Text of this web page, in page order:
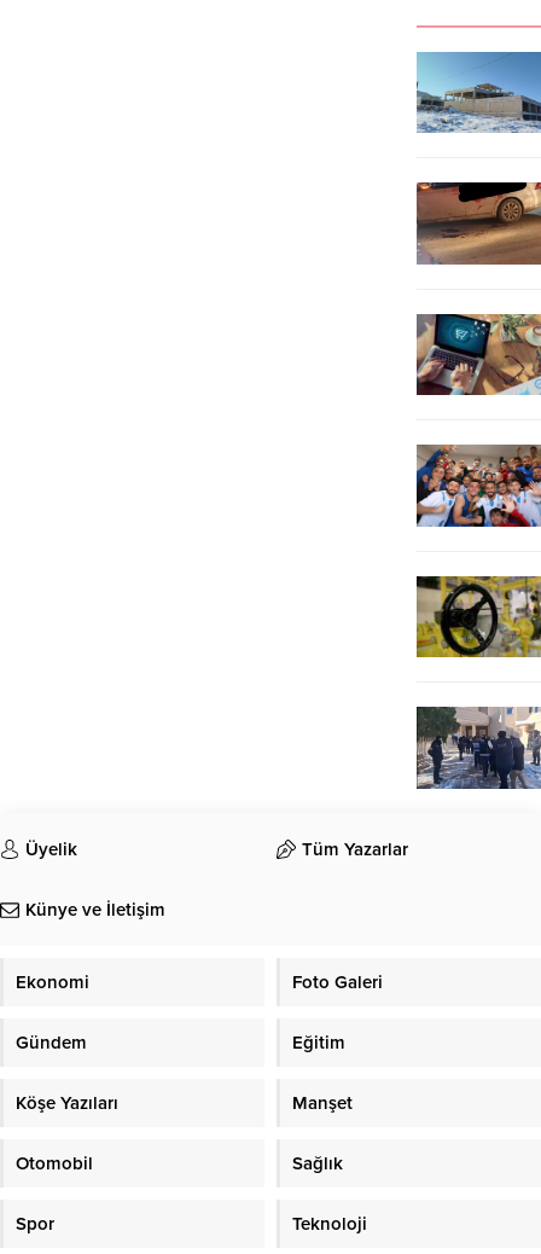
Üyelik Tüm Yazarlar
Künye ve İletişim
Ekonomi Foto Galeri
Gündem Eğitim
Köşe Yazıları Manşet
Otomobil Sağlık
Spor Teknoloji